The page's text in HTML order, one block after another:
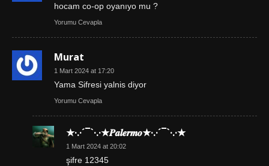
hocam co-op oyanıyo mu ?
Yorumu Cevapla
Murat
1 Mart 2024 at 17:20
Yama Sifresi yalnis diyor
Yorumu Cevapla
★·.·´¯`·.·★𝑷𝒂𝒍𝒆𝒓𝒎𝒐★·.·´¯`·.·★
1 Mart 2024 at 20:02
şifre 12345